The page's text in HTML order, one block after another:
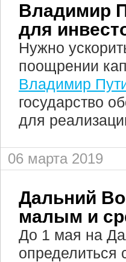
Владимир
для
Нужно
поощрении
Владимир
государство
для
06 марта 2019
Дальний
малым и
До 1 мая на
определиться